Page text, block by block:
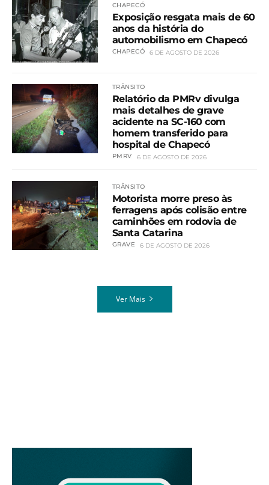
CHAPECÓ
Exposição resgata mais de 60
anos da história do
automobilismo em Chapecó
CHAPECÓ 6 DE AGOSTO DE 2026
TRÂNSITO
Relatório da PMRv divulga
mais detalhes de grave
acidente na SC-160 com
homem transferido para
hospital de Chapecó
PMRV 6 DE AGOSTO DE 2026
TRÂNSITO
Motorista morre preso às
ferragens após colisão entre
caminhões em rodovia de
Santa Catarina
GRAVE 6 DE AGOSTO DE 2026
Ver Mais